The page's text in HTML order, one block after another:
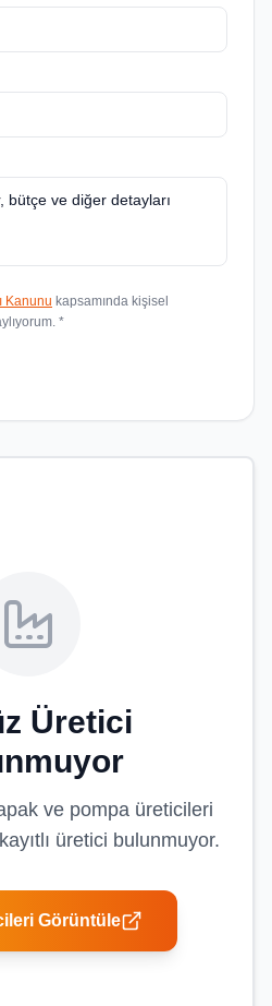
Kanunu kapsamında kişisel
*
Üretici
ve pompa üreticileri
üretici bulunmuyor.
Görüntüle